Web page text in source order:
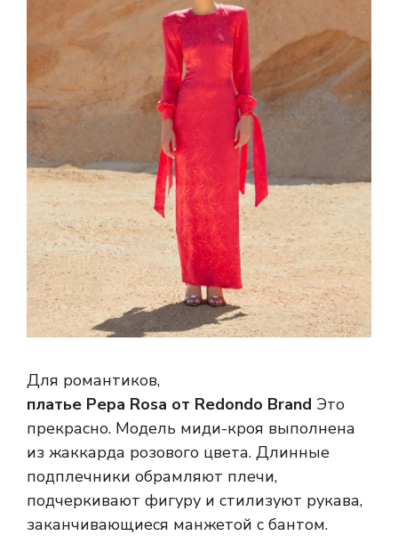
Для романтиков,
платье Pepa Rosa от Redondo Brand Это
прекрасно. Модель миди-кроя выполнена
из жаккарда розового цвета. Длинные
подплечники обрамляют плечи,
подчеркивают фигуру и стилизуют рукава,
заканчивающиеся манжетой с бантом.